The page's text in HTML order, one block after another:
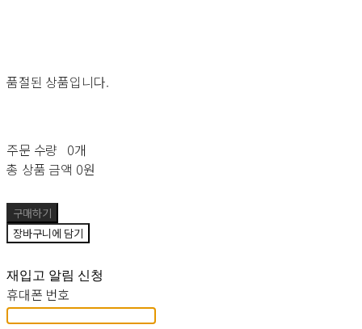
품절된 상품입니다.
주문 수량 0개
총 상품 금액 0원
구매하기
장바구니에 담기
재입고 알림 신청
휴대폰 번호